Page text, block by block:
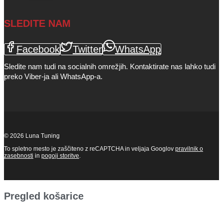
SLEDITE NAM
Facebook Twitter WhatsApp
Sledite nam tudi na socialnih omrežjih. Kontaktirate nas lahko tudi
preko Viber-ja ali WhatsApp-a.
© 2026 Luna Tuning
To spletno mesto je zaščiteno z reCAPTCHA in veljaja Googlov pravilnik o
zasebnosti in pogoji storitve.
Pregled košarice